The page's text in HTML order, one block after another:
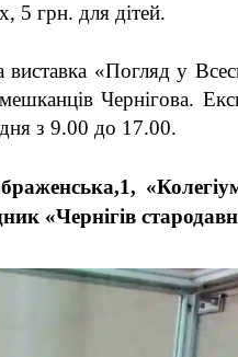
5 грн. для дітей.
«Погляд у
Чернігова.
з 9.00 до 17.00.
,
«Чернігів